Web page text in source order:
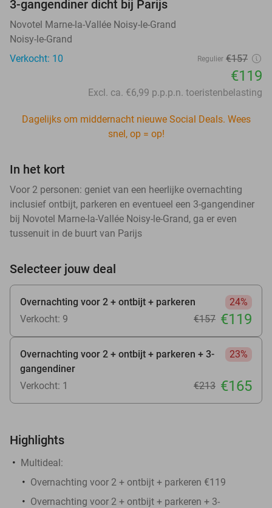
3-gangendiner dicht bij Parijs
Novotel Marne-la-Vallée Noisy-le-Grand
Noisy-le-Grand
Verkocht: 10
Regulier €157
€119
Excl. ca. €6,99 p.p.p.n. toeristenbelasting
Dagelijks om middernacht nieuwe Social Deals. Wees
snel, op = op!
In het kort
Voor 2 personen: geniet van een heerlijke overnachting
inclusief ontbijt, parkeren en eventueel een 3-gangendiner
bij Novotel Marne-la-Vallée Noisy-le-Grand, ga er even
tussenuit in de buurt van Parijs
Selecteer jouw deal
Overnachting voor 2 + ontbijt + parkeren
24%
Verkocht: 9
€157 €119
Overnachting voor 2 + ontbijt + parkeren + 3-
gangendiner
23%
Verkocht: 1 €213 €165
Highlights
Multideal:
Overnachting voor 2 + ontbijt + parkeren €119
Overnachting voor 2 + ontbijt + parkeren + 3-